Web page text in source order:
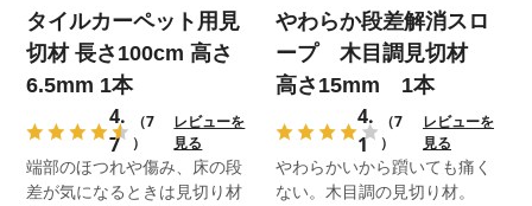
端部のほつれや傷み、床の段
差が気になるときは見切り材
タイルカーペット用見
切材 長さ100cm 高さ
6.5mm 1本
4.
7
（7
）
レビューを
見る
やわらかいから躓いても痛く
ない。木目調の見切り材。
やわらか段差解消スロ
ープ 木目調見切材
高さ15mm 1本
4.
1
（7
）
レビューを
見る